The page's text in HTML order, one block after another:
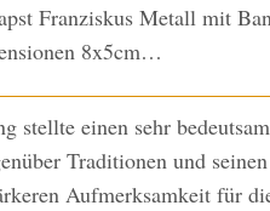
Franziskus Metall mit
8x5cm…
stellte einen sehr
Traditionen und
Aufmerksamkeit für